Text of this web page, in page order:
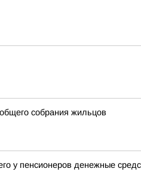
собрания жильцов
у пенсионеров денежные